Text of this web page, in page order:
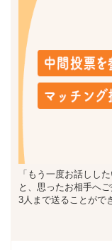
「もう一度お話しした
と、思ったお相手へ
3人まで送ることがで